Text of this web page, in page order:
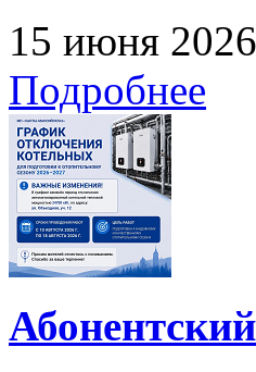
15 июня 2026
Подробнее